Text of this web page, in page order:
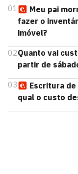
01
Meu pai
fazer o
imóvel?
02Quanto vai
partir de
03
Escritura
qual o custo